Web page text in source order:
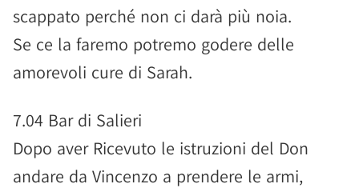
scappato perché non ci darà più noia.
Se ce la faremo potremo godere delle
amorevoli cure di Sarah.
7.04 Bar di Salieri
Dopo aver Ricevuto le istruzioni del Don
andare da Vincenzo a prendere le armi,